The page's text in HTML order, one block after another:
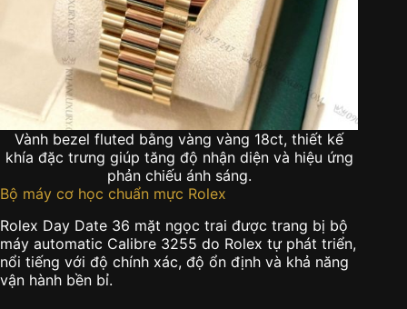
Vành bezel fluted bằng vàng vàng 18ct, thiết kế
khía đặc trưng giúp tăng độ nhận diện và hiệu ứng
phản chiếu ánh sáng.
Bộ máy cơ học chuẩn mực Rolex
Rolex Day Date 36 mặt ngọc trai được trang bị bộ
máy automatic Calibre 3255 do Rolex tự phát triển,
nổi tiếng với độ chính xác, độ ổn định và khả năng
vận hành bền bỉ.